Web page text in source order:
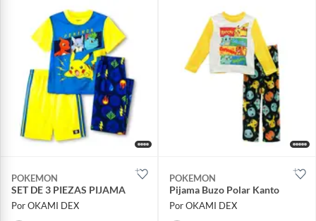
POKEMON
SET DE 3 PIEZAS PIJAMA
Por OKAMI DEX
POKEMON
Pijama Buzo Polar Kanto
Por OKAMI DEX